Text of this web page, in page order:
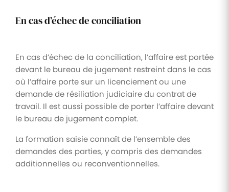
En cas d’échec de conciliation
En cas d’échec de la conciliation, l’affaire est portée
devant le bureau de jugement restreint dans le cas
où l’affaire porte sur un licenciement ou une
demande de résiliation judiciaire du contrat de
travail. Il est aussi possible de porter l’affaire devant
le bureau de jugement complet.
La formation saisie connaît de l’ensemble des
demandes des parties, y compris des demandes
additionnelles ou reconventionnelles.